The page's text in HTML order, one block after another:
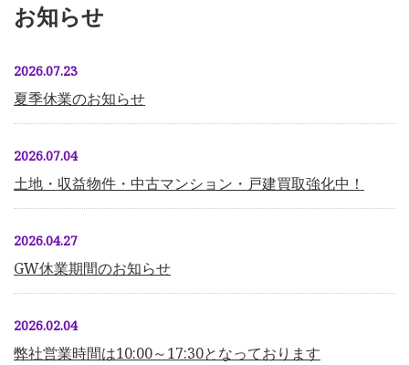
お知らせ
2026.07.23
夏季休業のお知らせ
2026.07.04
土地・収益物件・中古マンション・戸建買取強化中！
2026.04.27
GW休業期間のお知らせ
2026.02.04
弊社営業時間は10:00～17:30となっております